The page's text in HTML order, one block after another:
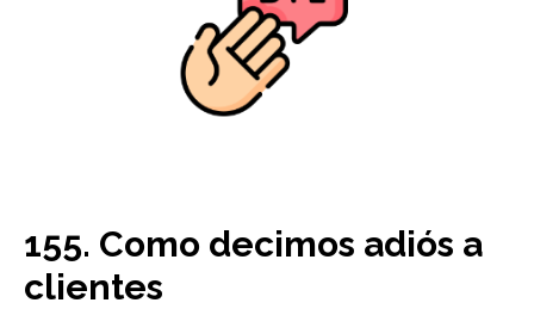
155. Como decimos adiós a
clientes